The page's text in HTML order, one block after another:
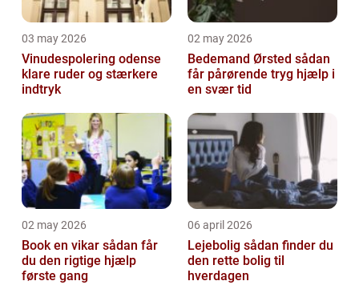
03 may 2026
Vinudespolering odense
klare ruder og stærkere
indtryk
02 may 2026
Bedemand Ørsted sådan
får pårørende tryg hjælp i
en svær tid
02 may 2026
Book en vikar sådan får
du den rigtige hjælp
første gang
06 april 2026
Lejebolig sådan finder du
den rette bolig til
hverdagen